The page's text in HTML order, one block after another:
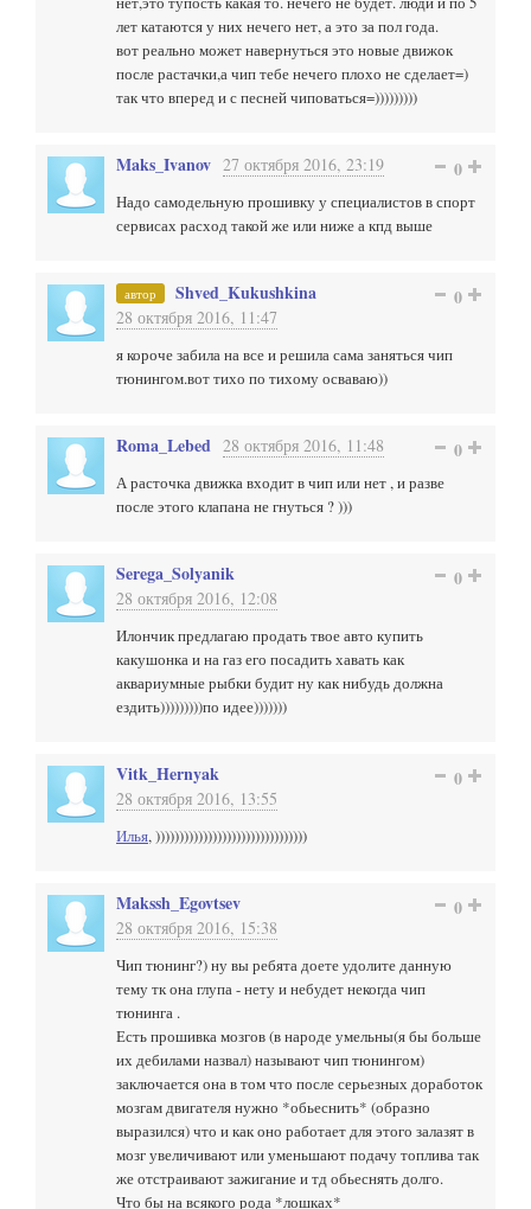
лет катаются у них нечего нет, а это за пол года.
вот реально может навернуться это новые движок
после растачки,а чип тебе нечего плохо не сделает=)
так что вперед и с песней чиповаться=)))))))))
Maks_Ivanov 27 октября 2016, 23:19 0
Надо самодельную прошивку у специалистов в спорт
сервисах расход такой же или ниже а кпд выше
автор Shved_Kukushkina
28 октября 2016, 11:47
0
я короче забила на все и решила сама заняться чип
тюнингом.вот тихо по тихому осваваю))
Roma_Lebed 28 октября 2016, 11:48 0
А расточка движка входит в чип или нет , и разве
после этого клапана не гнуться ? )))
Serega_Solyanik
28 октября 2016, 12:08
0
Илончик предлагаю продать твое авто купить
какушонка и на газ его посадить хавать как
аквариумные рыбки будит ну как нибудь должна
ездить)))))))))по идее)))))))
Vitk_Hernyak
28 октября 2016, 13:55
0
Илья, ))))))))))))))))))))))))))))))))
Makssh_Egovtsev
28 октября 2016, 15:38
0
Чип тюнинг?) ну вы ребята доете удолите данную
тему тк она глупа - нету и небудет некогда чип
тюнинга .
Есть прошивка мозгов (в народе умельны(я бы больше
их дебилами назвал) называют чип тюнингом)
заключается она в том что после серьезных доработок
мозгам двигателя нужно *обьеснить* (образно
выразился) что и как оно работает для этого залазят в
мозг увеличивают или уменьшают подачу топлива так
же отстраивают зажигание и тд обьеснять долго.
Что бы на всякого рода *лошках*